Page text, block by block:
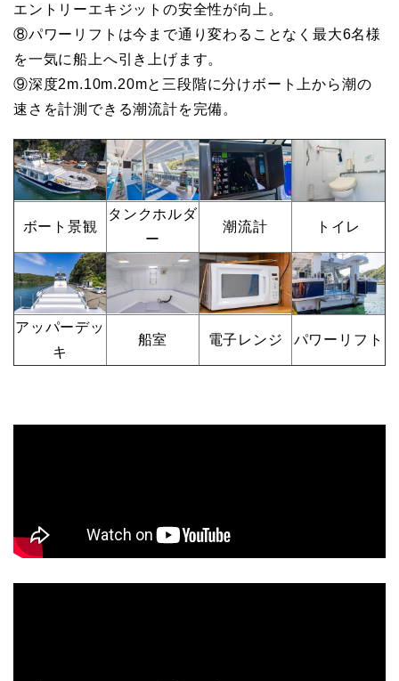
エントリーエキジットの安全性が向上。
⑧パワーリフトは今まで通り変わることなく最大6名様
を一気に船上へ引き上げます。
⑨深度2m.10m.20mと三段階に分けボート上から潮の
速さを計測できる潮流計を完備。
ボート景観
タンクホルダ
ー
潮流計 トイレ
アッパーデッ
キ
船室 電子レンジ パワーリフト